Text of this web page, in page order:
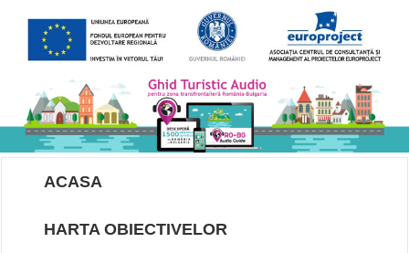
ACASA
HARTA OBIECTIVELOR